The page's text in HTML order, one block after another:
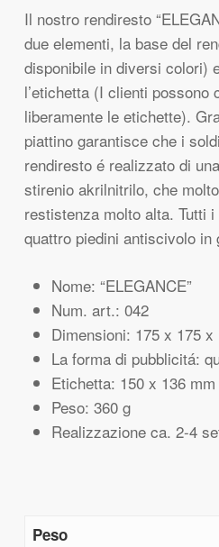
Il nostro rendiresto
due elementi, la base del
disponibile in diversi colori)
l’etichetta (I clienti possono
liberamente le etichette).
piattino garantisce che i
rendiresto é realizzato di
stirenio akrilnitrilo, che
restistenza molto alta. Tutti
quattro piedini antiscivolo in
Nome: “ELEGANCE”
Num. art.: 042
Dimensioni: 175 x 175 x
La forma di pubblicitá:
Etichetta: 150 x 136 mm
Peso: 360 g
Realizzazione ca. 2-4
Peso